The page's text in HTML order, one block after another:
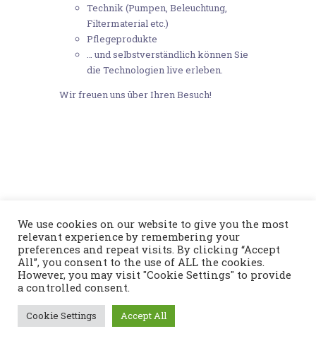
Technik (Pumpen, Beleuchtung,
Filtermaterial etc.)
Pflegeprodukte
… und selbstverständlich können Sie
die Technologien live erleben.
Wir freuen uns über Ihren Besuch!
We use cookies on our website to give you the most
relevant experience by remembering your
preferences and repeat visits. By clicking “Accept
All”, you consent to the use of ALL the cookies.
However, you may visit "Cookie Settings" to provide
a controlled consent.
Cookie Settings Accept All